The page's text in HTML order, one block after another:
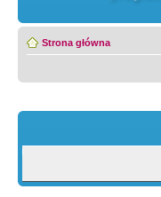
Strona główna